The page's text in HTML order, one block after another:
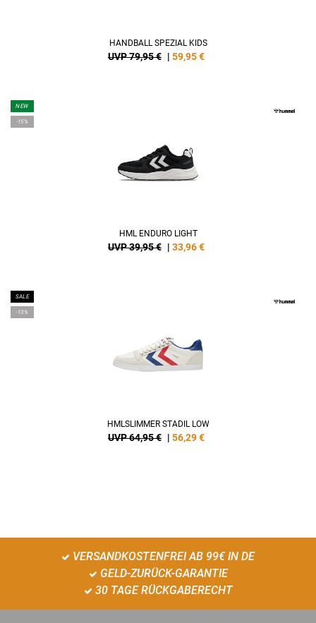
HANDBALL SPEZIAL KIDS
UVP 79,95 € | 59,95€
NEW
-15%
HML ENDURO LIGHT
UVP 39,95 € | 33,96€
SALE
-13%
HMLSLIMMER STADIL LOW
UVP 64,95 € | 56,29€
VERSANDKOSTENFREI AB 99€ IN DE
GELD-ZURÜCK-GARANTIE
30 TAGE RÜCKGABERECHT